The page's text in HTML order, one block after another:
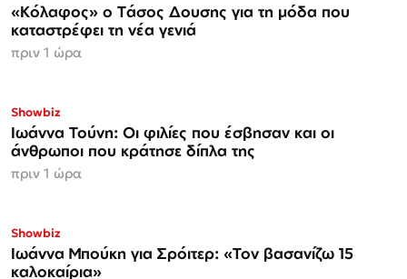
«Κόλαφος» o Tάσος Δουσης για τη μόδα που
καταστρέφει τη νέα γενιά
πριν 1 ώρα
Showbiz
Ιωάννα Τούνη: Οι φιλίες που έσβησαν και οι
άνθρωποι που κράτησε δίπλα της
πριν 1 ώρα
Showbiz
Ιωάννα Μπούκη για Σρόιτερ: «Τον βασανίζω 15
καλοκαίρια»